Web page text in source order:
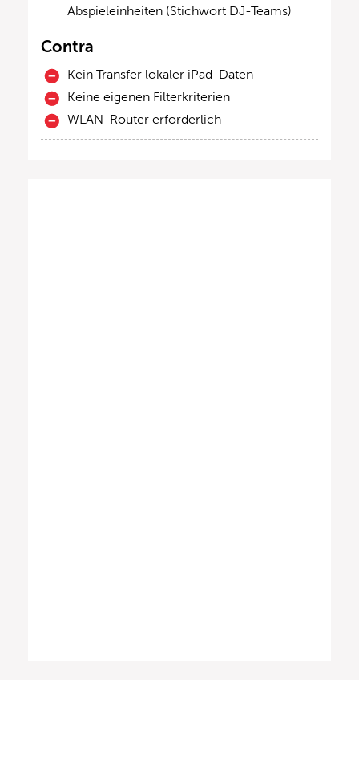
Abspieleinheiten (Stichwort DJ-Teams)
Contra
Kein Transfer lokaler iPad-Daten
Keine eigenen Filterkriterien
WLAN-Router erforderlich